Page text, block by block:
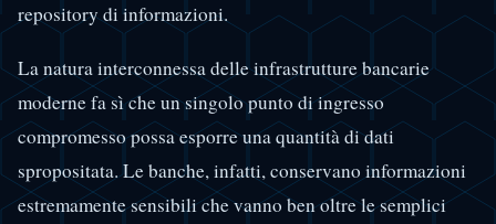
repository di informazioni.
La natura interconnessa delle infrastrutture bancarie
moderne fa sì che un singolo punto di ingresso
compromesso possa esporre una quantità di dati
spropositata. Le banche, infatti, conservano informazioni
estremamente sensibili che vanno ben oltre le semplici